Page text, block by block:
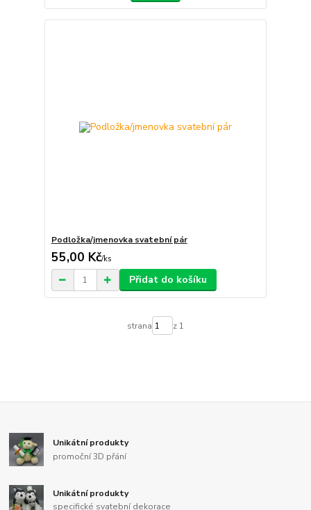
Podložka/jmenovka svatební pár
55,00 Kč/ks
Přidat do košíku
strana z 1
Unikátní produkty
promoční 3D přání
Unikátní produkty
specifické svatební dekorace